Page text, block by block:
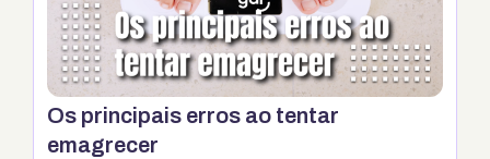
Os principais erros ao tentar
emagrecer